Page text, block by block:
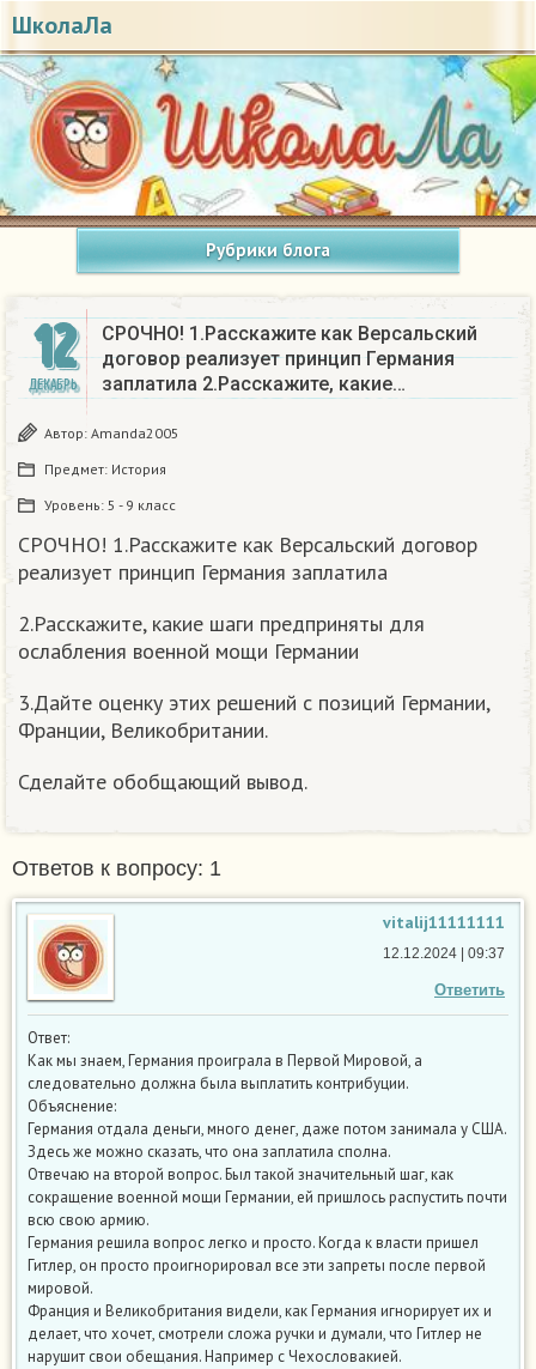
ШколаЛа
Рубрики блога
12
ДЕКАБРЬ
СРОЧНО! 1.Расскажите как Версальский
договор реализует принцип Германия
заплатила 2.Расскажите, какие…
Автор: Amanda2005
Предмет: История
Уровень: 5 - 9 класс
СРОЧНО! 1.Расскажите как Версальский договор
реализует принцип Германия заплатила
2.Расскажите, какие шаги предприняты для
ослабления военной мощи Германии
3.Дайте оценку этих решений с позиций Германии,
Франции, Великобритании.
Сделайте обобщающий вывод.
Ответов к вопросу: 1
vitalij11111111
Ответить
12.12.2024 | 09:37
Ответ:
Как мы знаем, Германия проиграла в Первой Мировой, а
следовательно должна была выплатить контрибуции.
Объяснение:
Германия отдала деньги, много денег, даже потом занимала у США.
Здесь же можно сказать, что она заплатила сполна.
Отвечаю на второй вопрос. Был такой значительный шаг, как
сокращение военной мощи Германии, ей пришлось распустить почти
всю свою армию.
Германия решила вопрос легко и просто. Когда к власти пришел
Гитлер, он просто проигнорировал все эти запреты после первой
мировой.
Франция и Великобритания видели, как Германия игнорирует их и
делает, что хочет, смотрели сложа ручки и думали, что Гитлер не
нарушит свои обещания. Например с Чехословакией.